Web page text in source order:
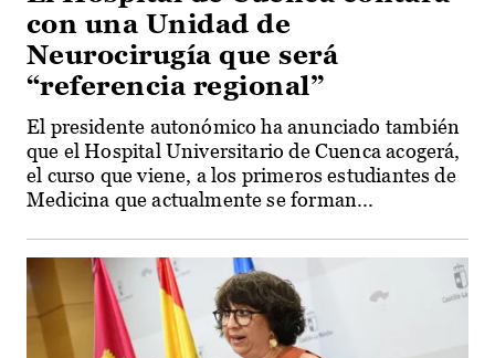
con una Unidad de
Neurocirugía que será
“referencia regional”
El presidente autonómico ha anunciado también
que el Hospital Universitario de Cuenca acogerá,
el curso que viene, a los primeros estudiantes de
Medicina que actualmente se forman...